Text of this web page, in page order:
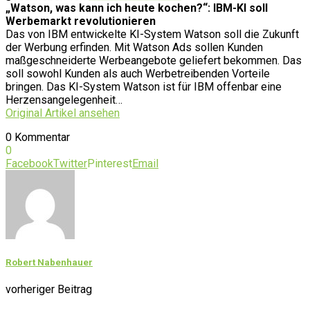
„Watson, was kann ich heute kochen?“: IBM-KI soll
Werbemarkt revolutionieren
Das von IBM entwickelte KI-System Watson soll die Zukunft
der Werbung erfinden. Mit Watson Ads sollen Kunden
maßgeschneiderte Werbeangebote geliefert bekommen. Das
soll sowohl Kunden als auch Werbetreibenden Vorteile
bringen. Das KI-System Watson ist für IBM offenbar eine
Herzensangelegenheit…
Original Artikel ansehen
0 Kommentar
0
FacebookTwitterPinterestEmail
Robert Nabenhauer
vorheriger Beitrag